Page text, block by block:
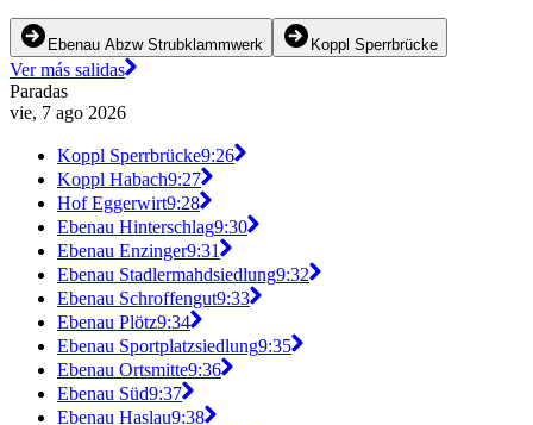
Ebenau Abzw Strubklammwerk Koppl Sperrbrücke
Ver más salidas
Paradas
vie, 7 ago 2026
Koppl Sperrbrücke9:26
Koppl Habach9:27
Hof Eggerwirt9:28
Ebenau Hinterschlag9:30
Ebenau Enzinger9:31
Ebenau Stadlermahdsiedlung9:32
Ebenau Schroffengut9:33
Ebenau Plötz9:34
Ebenau Sportplatzsiedlung9:35
Ebenau Ortsmitte9:36
Ebenau Süd9:37
Ebenau Haslau9:38